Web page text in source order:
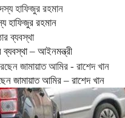
হাফিজুর রহমান
ব্যবস্থা – আইনমন্ত্রী
জামায়াত আমির – রাশেদ খান